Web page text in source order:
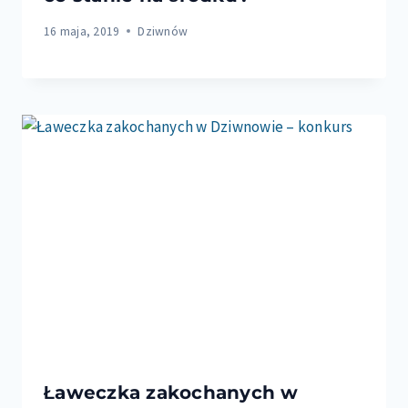
16 maja, 2019 Dziwnów
Ławeczka zakochanych w